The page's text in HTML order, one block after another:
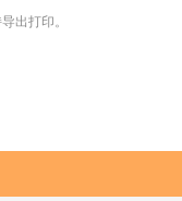
出打印。